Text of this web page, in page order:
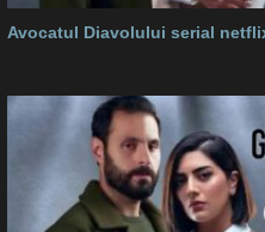
Avocatul Diavolului serial